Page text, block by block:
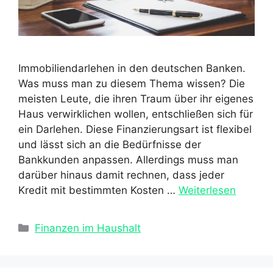
Immobiliendarlehen in den deutschen Banken.
Was muss man zu diesem Thema wissen? Die
meisten Leute, die ihren Traum über ihr eigenes
Haus verwirklichen wollen, entschließen sich für
ein Darlehen. Diese Finanzierungsart ist flexibel
und lässt sich an die Bedürfnisse der
Bankkunden anpassen. Allerdings muss man
darüber hinaus damit rechnen, dass jeder
Kredit mit bestimmten Kosten … Weiterlesen
Kategorien
Finanzen im Haushalt